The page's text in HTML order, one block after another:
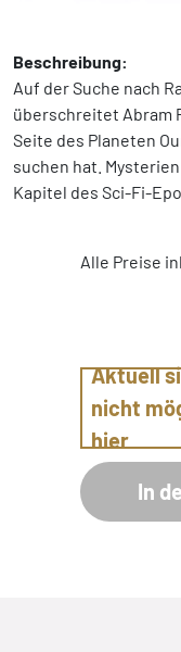
Beschreibung:
Auf der Suche nach
überschreitet Abram
Seite des Planeten
suchen hat.
Kapitel des Sci-Fi-
Alle Preise
Aktuell
nicht
hier
In